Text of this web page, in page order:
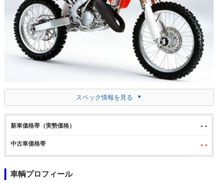
スペック情報を見る
新車価格帯（実勢価格） - -
中古車価格帯 - -
車輌プロフィール